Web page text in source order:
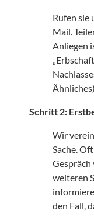
Rufen sie
Mail.
Anliegen
Schritt 2:
Wir
Sache.
Gespräch
weiteren
den Fall,